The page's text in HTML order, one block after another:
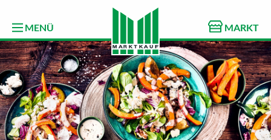
MENÜ MARKT